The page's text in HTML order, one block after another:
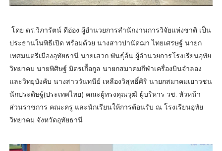
โดย ดร.วิภารัตน์ ดีอ่อง ผู้อำนวยการสํานักงานการวิจัยแห่งชาติ เป็น
ประธานในพิธีเปิด พร้อมด้วย นางสาวปานัดฌา ไทยเศรษฐ์ นายก
เทศมนตรีเมืองอุทัยธานี นายเสวก พันธุ์อ้น ผู้อำนวยการโรงเรียนอุทัย
วิทยาคม นายพิศิษฐ์ มิตรเกื้อกูล นายกสมาคมกีฬาเครื่องบินจำลอง
และวิทยุบังคับ นางสาววันทนีย์ เหลืองวิสุทธิ์ศิริ นายกสมาคมเยาวชน
นักประดิษฐ์(ประเทศไทย) คณะผู้ทรงคุณวุฒิ ผู้บริหาร วช. หัวหน้า
ส่วนราชการ คณะครู และนักเรียนให้การต้อนรับ ณ โรงเรียนอุทัย
วิทยาคม จังหวัดอุทัยธานี